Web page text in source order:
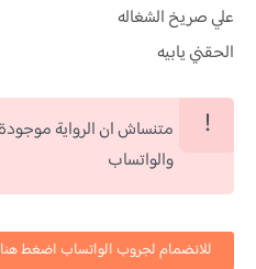
علي صريخ الشغاله
الحقني يابيه
متنساش ان الرواية موجودة
والواتساب
للانضمام لجروب الواتساب اضغط هنا